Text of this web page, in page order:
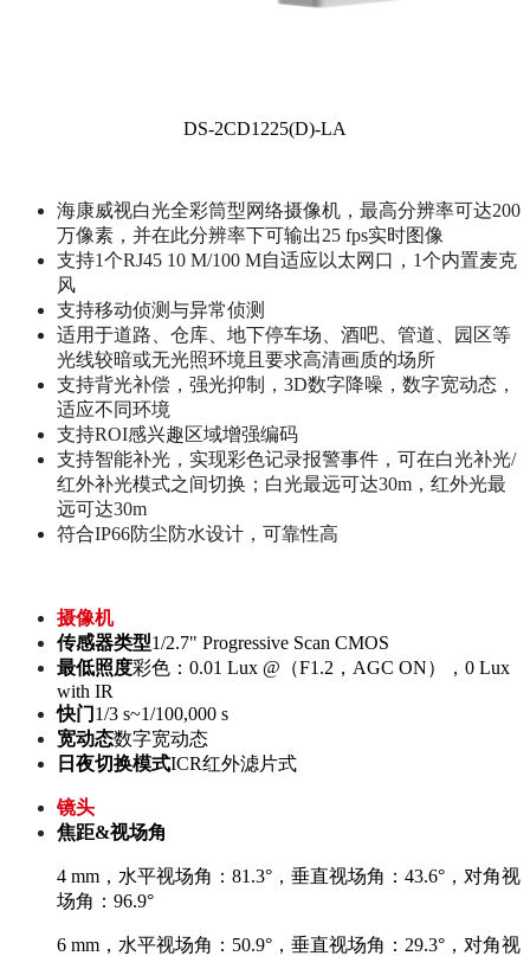
DS-2CD1225(D)-LA
海康威视白光全彩筒型网络摄像机，最高分辨率可达200
万像素，并在此分辨率下可输出25 fps实时图像
支持1个RJ45 10 M/100 M自适应以太网口，1个内置麦克
风
支持移动侦测与异常侦测
适用于道路、仓库、地下停车场、酒吧、管道、园区等
光线较暗或无光照环境且要求高清画质的场所
支持背光补偿，强光抑制，3D数字降噪，数字宽动态，
适应不同环境
支持ROI感兴趣区域增强编码
支持智能补光，实现彩色记录报警事件，可在白光补光/
红外补光模式之间切换；白光最远可达30m，红外光最
远可达30m
符合IP66防尘防水设计，可靠性高
摄像机
传感器类型1/2.7" Progressive Scan CMOS
最低照度彩色：0.01 Lux @（F1.2，AGC ON），0 Lux
with IR
快门 1/3 s~1/100,000 s
宽动态数字宽动态
日夜切换模式ICR红外滤片式
镜头
焦距&视场角
4 mm，水平视场角：81.3°，垂直视场角：43.6°，对角视
场角：96.9°
6 mm，水平视场角：50.9°，垂直视场角：29.3°，对角视